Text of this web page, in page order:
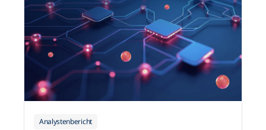
Analystenbericht